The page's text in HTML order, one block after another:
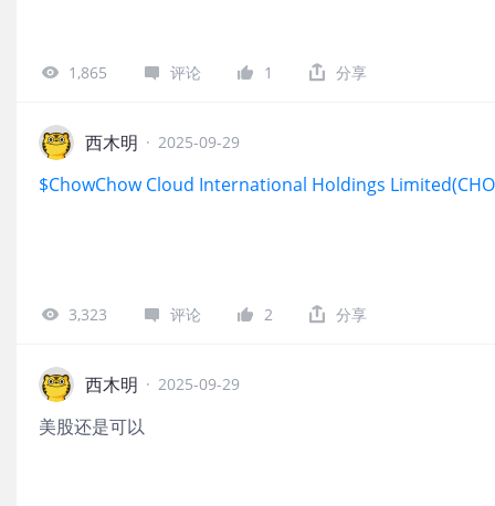
1,865 评论 1 分享
西木明 · 2025-09-29
$ChowChow Cloud International Holdings
3,323 评论 2 分享
西木明 · 2025-09-29
美股还是可以